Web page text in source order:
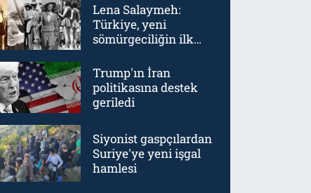
Lena Salaymeh:
Türkiye, yeni
sömürgeciliğin ilk
Trump'ın İran
politikasına destek
geriledi
Siyonist gaspçılardan
Suriye'ye yeni işgal
hamlesi